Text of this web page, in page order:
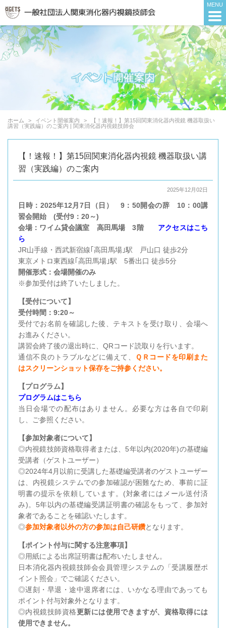
ホーム イベント開催案内
【！速報！】第15回関東消化器内視鏡 機器取扱い
講習（実践編）のご案内 | 関東消化器内視鏡技師会
【！速報！】第15回関東消化器内視鏡 機器取扱い講
習（実践編）のご案内
2025年12月02日
日時：2025年12月7日（日） 9：50開会の辞 10：00講
習会開始 (受付9：20～)
会場：ワイム貸会議室 高田馬場 3階
アクセスはこち
ら
JR山手線・西武新宿線｢高田馬場｣駅 戸山口 徒歩2分
東京メトロ東西線｢高田馬場｣駅 5番出口 徒歩5分
開催形式：会場開催のみ
※参加受付は終了いたしました。
【受付について】
受付時間：9:20～
受付でお名前を確認した後、テキストを受け取り、会場へ
お進みください。
講習会終了後の退出時に、QRコード読取りを行います。
通信不良のトラブルなどに備えて、
ＱＲコードを印刷また
はスクリーンショット保存をご持参ください。
【プログラム】
プログラムはこちら
当日会場での配布はありません。必要な方は各自で印刷
し、ご参照ください。
【参加対象者について】
◎内視鏡技師資格取得者または、5年以内(2020年)の基礎編
受講者（ゲストユーザー）
◎2024年4月以前に受講した基礎編受講者のゲストユーザー
は、内視鏡システムでの参加確認が困難なため、事前に証
明書の提示を依頼しています。(対象者にはメール送付済
み)。5年以内の基礎編受講証明書の確認をもって、参加対
象者であることを確認いたします。
◎参加対象者以外の方の参加は自己研鑽となります。
【ポイント付与に関する注意事項】
◎用紙による出席証明書は配布いたしません。
日本消化器内視鏡技師会会員管理システムの「受講履歴ポ
イント照会」でご確認ください。
◎遅刻・早退・途中退席者には、いかなる理由であっても
ポイント付与対象外となります。
◎内視鏡技師資格更新には使用できますが、資格取得には
使用できません。